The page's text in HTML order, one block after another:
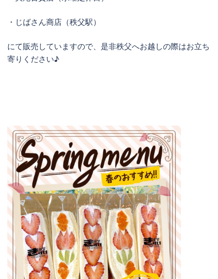
・じばさん商店（秩父駅）
にて販売していますので、是非秩父へお越しの際はお立ち
寄りください♪